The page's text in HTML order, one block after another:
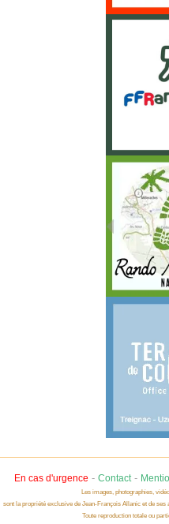
En cas d'urgence - Contact-
Les images, photographies,
sont la propriété exclusive de Jean-François Allanic et de
Toute reproduction totale ou